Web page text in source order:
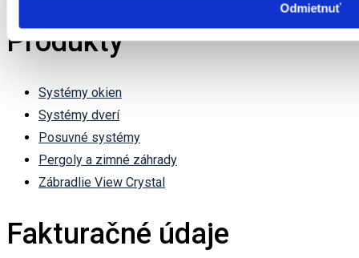
Odmietnuť
Produkty
Systémy okien
Systémy dverí
Posuvné systémy
Pergoly a zimné záhrady
Zábradlie View Crystal
Fakturačné údaje